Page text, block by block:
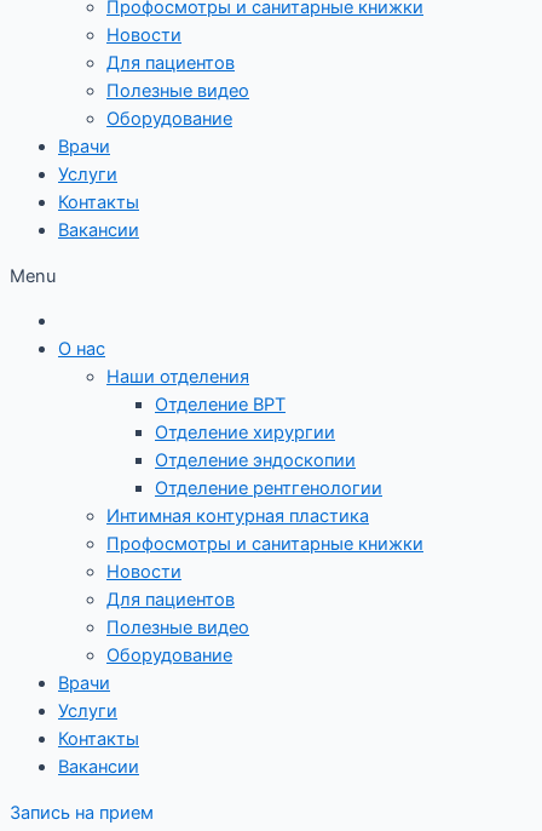
Профосмотры и санитарные книжки
Новости
Для пациентов
Полезные видео
Оборудование
Врачи
Услуги
Контакты
Вакансии
Menu
О нас
Наши отделения
Отделение ВРТ
Отделение хирургии
Отделение эндоскопии
Отделение рентгенологии
Интимная контурная пластика
Профосмотры и санитарные книжки
Новости
Для пациентов
Полезные видео
Оборудование
Врачи
Услуги
Контакты
Вакансии
Запись на прием